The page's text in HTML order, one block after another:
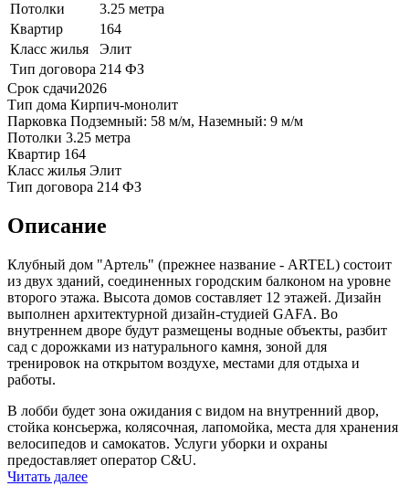
Потолки
3.25 метра
Квартир
164
Класс жилья
Элит
Тип договора 214 ФЗ
Срок сдачи2026
Тип дома Кирпич-монолит
Парковка Подземный: 58 м/м, Наземный: 9 м/м
Потолки 3.25 метра
Квартир 164
Класс жилья Элит
Тип договора 214 ФЗ
Описание
Клубный дом "Артель" (прежнее название - ARTEL) состоит
из двух зданий, соединенных городским балконом на уровне
второго этажа. Высота домов составляет 12 этажей. Дизайн
выполнен архитектурной дизайн-студией GAFA. Во
внутреннем дворе будут размещены водные объекты, разбит
сад с дорожками из натурального камня, зоной для
тренировок на открытом воздухе, местами для отдыха и
работы.
В лобби будет зона ожидания с видом на внутренний двор,
стойка консьержа, колясочная, лапомойка, места для хранения
велосипедов и самокатов. Услуги уборки и охраны
предоставляет оператор C&U.
Читать далее